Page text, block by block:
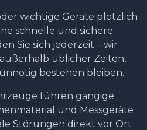
wichtige Geräte plötzlich
schnelle und sichere
Sie sich jederzeit – wir
üblicher Zeiten,
bestehen bleiben.
führen gängige
und Messgeräte
Störungen direkt vor Ort